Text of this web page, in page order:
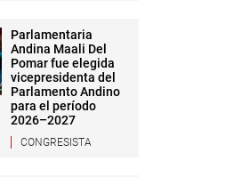
Parlamentaria
Andina Maali Del
Pomar fue elegida
vicepresidenta del
Parlamento Andino
para el período
2026–2027
CONGRESISTA